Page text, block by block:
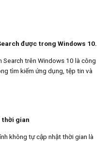
được trong Windows 10.
Search trên Windows 10 là công
tìm kiếm ứng dụng, tệp tin và
thời gian
không tự cập nhật thời gian là